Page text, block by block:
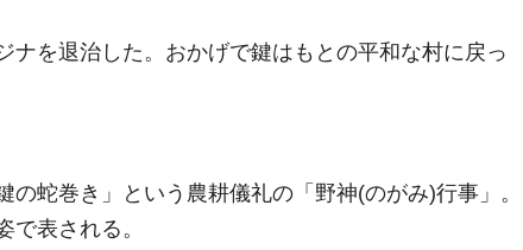
を退治した。おかげで鍵はもとの平和な村に戻っ
蛇巻き」という農耕儀礼の「野神(のがみ)行事」。
表される。